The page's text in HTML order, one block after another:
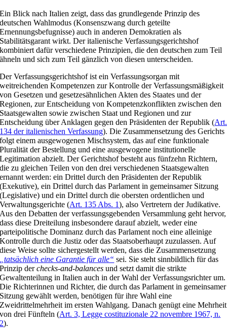
Ein Blick nach Italien zeigt, dass das grundlegende Prinzip des
deutschen Wahlmodus (Konsenszwang durch geteilte
Ernennungsbefugnisse) auch in anderen Demokratien als
Stabilitätsgarant wirkt. Der italienische Verfassungsgerichtshof
kombiniert dafür verschiedene Prinzipien, die den deutschen zum Teil
ähneln und sich zum Teil gänzlich von diesen unterscheiden.
Der Verfassungsgerichtshof ist ein Verfassungsorgan mit
weitreichenden Kompetenzen zur Kontrolle der Verfassungsmäßigkeit
von Gesetzen und gesetzesähnlichen Akten des Staates und der
Regionen, zur Entscheidung von Kompetenzkonflikten zwischen den
Staatsgewalten sowie zwischen Staat und Regionen und zur
Entscheidung über Anklagen gegen den Präsidenten der Republik (Art.
134 der italienischen Verfassung). Die Zusammensetzung des Gerichts
folgt einem ausgewogenen Mischsystem, das auf eine funktionale
Pluralität der Bestellung und eine ausgewogene institutionelle
Legitimation abzielt. Der Gerichtshof besteht aus fünfzehn Richtern,
die zu gleichen Teilen von den drei verschiedenen Staatsgewalten
ernannt werden: ein Drittel durch den Präsidenten der Republik
(Exekutive), ein Drittel durch das Parlament in gemeinsamer Sitzung
(Legislative) und ein Drittel durch die obersten ordentlichen und
Verwaltungsgerichte (Art. 135 Abs. 1), also Vertretern der Judikative.
Aus den Debatten der verfassungsgebenden Versammlung geht hervor,
dass diese Dreiteilung insbesondere darauf abzielt, weder eine
parteipolitische Dominanz durch das Parlament noch eine alleinige
Kontrolle durch die Justiz oder das Staatsoberhaupt zuzulassen. Auf
diese Weise sollte sichergestellt werden, dass die Zusammensetzung
„tatsächlich eine Garantie für alle“ sei. Sie steht sinnbildlich für das
Prinzip derchecks-and-balances und setzt damit die strikte
Gewaltenteilung in Italien auch in der Wahl der Verfassungsrichter um.
Die Richterinnen und Richter, die durch das Parlament in gemeinsamer
Sitzung gewählt werden, benötigen für ihre Wahl eine
Zweidrittelmehrheit im ersten Wahlgang. Danach genügt eine Mehrheit
von drei Fünfteln (Art. 3, Legge costituzionale 22 novembre 1967, n.
2).